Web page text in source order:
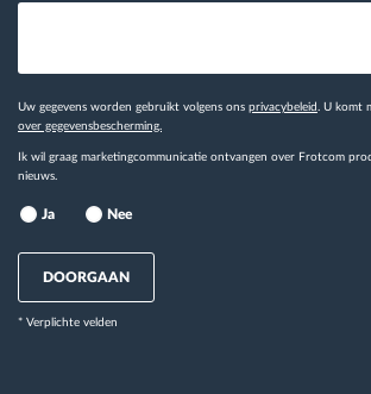
Uw gegevens worden gebruikt volgens ons privacybeleid . U komt
over gegevensbescherming.
Ik wil graag marketingcommunicatie ontvangen over Frotcom
nieuws.
Ja Nee
DOORGAAN
* Verplichte velden